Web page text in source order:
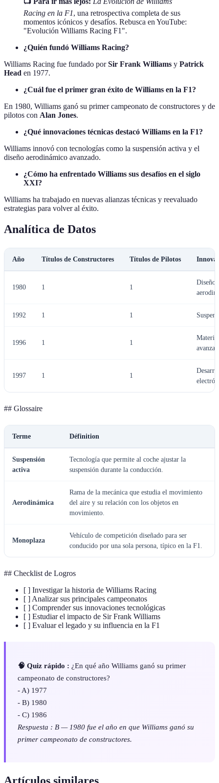
Racing en la F1, una retrospectiva completa de sus
momentos icónicos y desafíos. Rebusca en YouTube:
"Evolución Williams Racing F1".
¿Quién fundó Williams Racing?
Williams Racing fue fundado porSir Frank Williams y Patrick
Head en 1977.
¿Cuál fue el primer gran éxito de Williams en la F1?
En 1980, Williams ganó su primer campeonato de constructores y de
pilotos con Alan Jones.
¿Qué innovaciones técnicas destacó Williams en la F1?
Williams innovó con tecnologías como la suspensión activa y el
diseño aerodinámico avanzado.
¿Cómo ha enfrentado Williams sus desafíos en el siglo
XXI?
Williams ha trabajado en nuevas alianzas técnicas y reevaluado
estrategias para volver al éxito.
Analítica de Datos
Año Títulos de Constructores Títulos de Pilotos
1980 1 1
Diseño
1992 1 1
1996 1 1
1997 1 1
## Glossaire
Terme Définition
Suspensión
activa
Tecnología que permite al coche ajustar la
suspensión durante la conducción.
Aerodinámica
Rama de la mecánica que estudia el movimiento
del aire y su relación con los objetos en
movimiento.
Monoplaza
Vehículo de competición diseñado para ser
conducido por una sola persona, típico en la F1.
## Checklist de Logros
[ ] Investigar la historia de Williams Racing
[ ] Analizar sus principales campeonatos
[ ] Comprender sus innovaciones tecnológicas
[ ] Estudiar el impacto de Sir Frank Williams
[ ] Evaluar el legado y su influencia en la F1
🧠 Quiz rápido : ¿En qué año Williams ganó su primer
campeonato de constructores?
- A) 1977
- B) 1980
- C) 1986
Respuesta : B — 1980 fue el año en que Williams ganó su
primer campeonato de constructores.
Artículos similares